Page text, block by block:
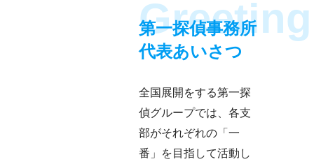
第一探偵事務所
代表あいさつ
全国展開をする第一探
偵グループでは、各支
部がそれぞれの「一
番」を目指して活動し